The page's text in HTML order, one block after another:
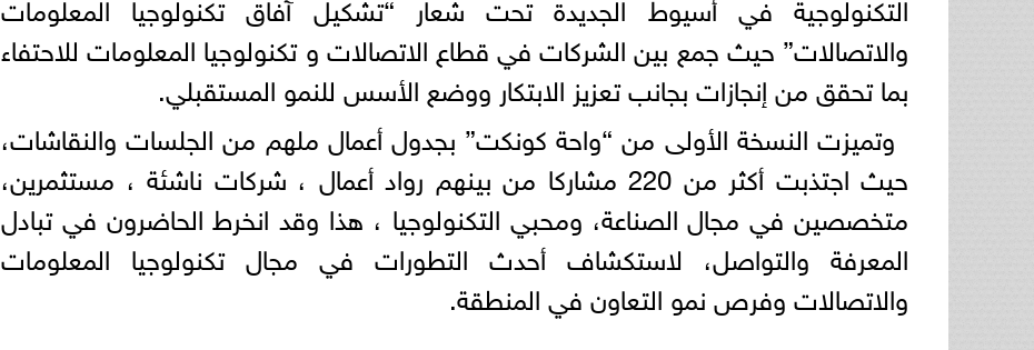
والاتصالات” حيث جمع بين الشركات في قطاع الاتصالات و تكنولوجيا المعلومات للاحتفاء
بما تحقق من إنجازات بجانب تعزيز الابتكار ووضع الأسس للنمو المستقبلي.
وتميزت النسخة الأولى من “واحة كونكت” بجدول أعمال ملهم من الجلسات والنقاشات،
حيث اجتذبت أكثر من 220 مشاركا من بينهم رواد أعمال ، شركات ناشئة ، مستثمرين،
متخصصين في مجال الصناعة، ومحبي التكنولوجيا ، هذا وقد انخرط الحاضرون في تبادل
المعرفة والتواصل، لاستكشاف أحدث التطورات في مجال تكنولوجيا المعلومات
والاتصالات وفرص نمو التعاون في المنطقة.